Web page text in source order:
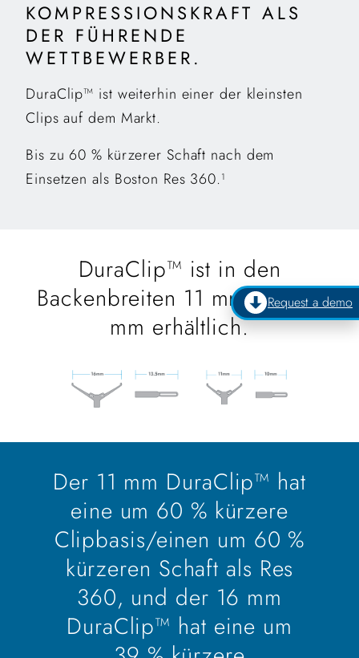
Request a demo
KOMPRESSIONSKRAFT ALS
DER FÜHRENDE
WETTBEWERBER.
DuraClip™ ist weiterhin einer der kleinsten
Clips auf dem Markt.
Bis zu 60 % kürzerer Schaft nach dem
Einsetzen als Boston Res 360.1
DuraClip™ ist in den
Backenbreiten 11 mm und 16
mm erhältlich.
Der 11 mm DuraClip™ hat
eine um 60 % kürzere
Clipbasis/einen um 60 %
kürzeren Schaft als Res
360, und der 16 mm
DuraClip™ hat eine um